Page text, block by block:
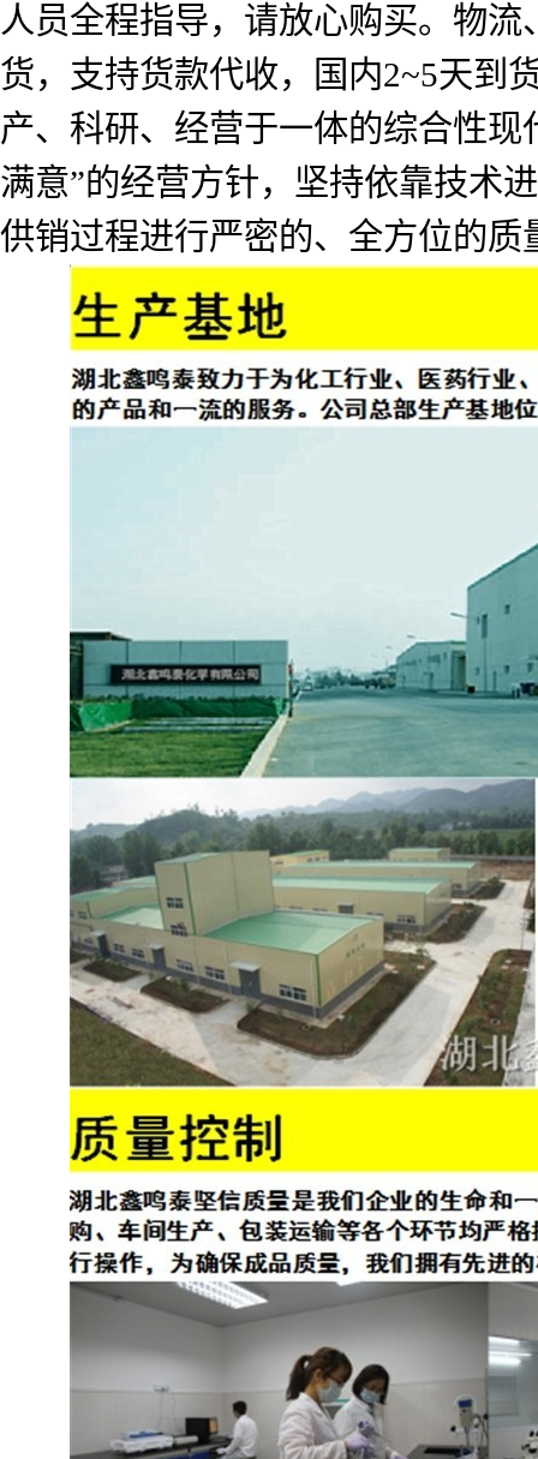
人员全程指导，请放心购买。物
货，支持货款代收，国内2~5天到
产、科研、经营于一体的综合性
满意”的经营方针，坚持依靠技术
供销过程进行严密的、全方位的